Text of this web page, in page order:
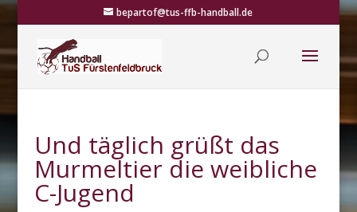
bepartof@tus-ffb-handball.de
Und täglich grüßt das
Murmeltier die weibliche
C-Jugend